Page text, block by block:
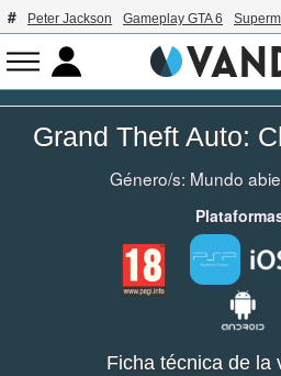
Peter Jackson Gameplay GTA 6
Grand Theft Auto:
Género/s: Mundo
Ficha técnica de la